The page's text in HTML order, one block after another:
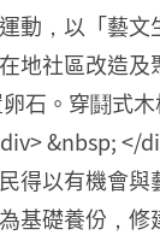
，以「藝文
地社區改造及
石。穿鬪式
&nbsp; </
得以有機會與
基礎養份，修